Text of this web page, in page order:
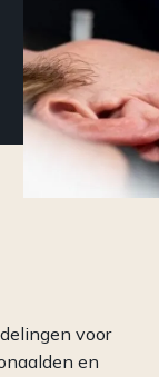
voor
en